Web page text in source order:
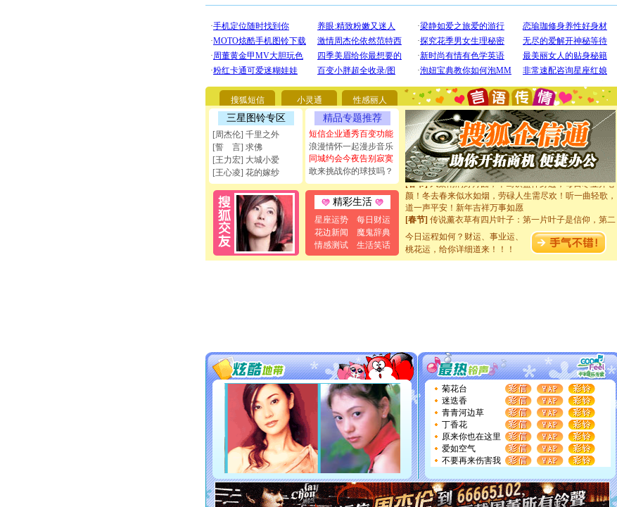
搜狐短信 小灵通 性感丽人
三星图铃专区
[周杰伦] 千里之外
[誓 言] 求佛
[王力宏] 大城小爱
[王心凌] 花的嫁纱
精品专题推荐
短信企业通秀百变功能
浪漫情怀一起漫步音乐
同城约会今夜告别寂寞
敢来挑战你的球技吗？
精彩生活
星座运势
每日财运
花边新闻
魔鬼辞典
情感测试
生活笑话
[圣诞节]不只这样的日子才会想起你,而是这样的日子才
能正大光明地骚扰你,告诉你,圣诞要快乐!新年要快乐!天
天都要快乐噢!
[圣诞节]奉上一颗祝福的心,在这个特别的日子里,愿幸福,
如意,快乐,鲜花,一切美好的祝愿与你同在.圣诞快乐!
[元旦]看到你我会触电；看不到你我要充电；没有你我会
你是我专业！水晶之恋祝你新年快乐
[元旦]如果上天让我许三个愿望，一是今生今世和你在一
起；二是再生再世和你在一起；三是三生三世和你不再分
离。水晶之恋祝你新年快乐
[元旦]当我狠下心扭头离去那一刻，你在我身后无助地哭
泣，这痛楚让我明白我多么爱你。我转身抱住你：这猪不
卖了。水晶之恋祝你新年快乐。
[春节]风柔雨润好月圆，半岛铁盒伴身边，每日尽显开心
颜！冬去春来似水如烟，劳碌人生需尽欢！听一曲轻歌，
道一声平安！新年吉祥万事如愿
[春节]传说薰衣草有四片叶子：第一片叶子是信仰，第二
片叶子是希望，第三片叶子是爱情，第四片叶子是幸运。
送你一棵薰衣草，愿你新年快乐！
[圣诞节]
圣诞节到了，想想没什么送给你的，又不打算给
你太多，只有给你五千万：千万快乐！千万要健康！千万
断电。爱你是我职业，想你是我事业，抱你是我特长，吻
你是我专业！水晶之恋祝你新年快乐
[元旦]如果上天让我许三个愿望，一是今生今世和你在一
起；二是再生再世和你在一起；三是三生三世和你不再分
离。水晶之恋祝你新年快乐
[元旦]
当我狠下心扭头离去那一刻，你在我身后无助地哭
泣，这痛楚让我明白我多么爱你。我转身抱住你：这猪不
卖了。水晶之恋祝你新年快乐。
[春节]
风柔雨润好月圆，半岛铁盒伴身边，每日尽显开心
颜！冬去春来似水如烟，劳碌人生需尽欢！听一曲轻歌，
道一声平安！新年吉祥万事如愿
[春节]传说薰衣草有四片叶子：第一片叶子是信仰，第二
片叶子是希望，第三片叶子是爱情，第四片叶子是幸运。
今日运程如何？财运、事业运、
桃花运，给你详细道来！！！
菊花台
迷迭香
青青河边草
丁香花
原来你也在这里
爱如空气
不要再来伤害我